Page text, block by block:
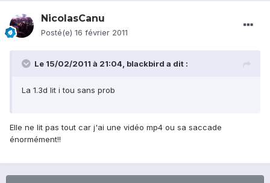
NicolasCanu
Posté(e) 16 février 2011
Le 15/02/2011 à 21:04, blackbird a dit :
La 1.3d lit i tou sans prob
Elle ne lit pas tout car j'ai une vidéo mp4 ou sa saccade
énormément!!